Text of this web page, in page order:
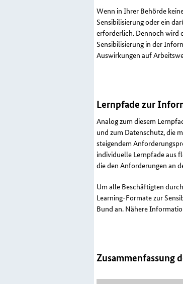
Wenn in Ihrer Behörde
Sensibilisierung oder ein
erforderlich. Dennoch wird
Sensibilisierung in der
Auswirkungen auf
Lernpfade zur
Analog zum diesem
und zum Datenschutz, die
steigendem
individuelle Lernpfade aus
die den Anforderungen an
Um alle Beschäftigten
Learning-Formate zur
Bund an. Nähere
Zusammenfassung